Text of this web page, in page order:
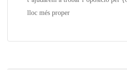
lloc més proper